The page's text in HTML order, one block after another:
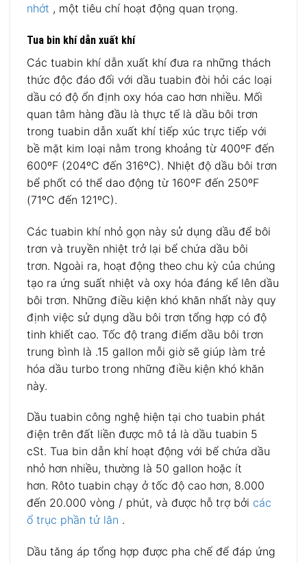
nhớt , một tiêu chí hoạt động quan trọng.
Tua bin khí dẫn xuất khí
Các tuabin khí dẫn xuất khí đưa ra những thách
thức độc đáo đối với dầu tuabin đòi hỏi các loại
dầu có độ ổn định oxy hóa cao hơn nhiều. Mối
quan tâm hàng đầu là thực tế là dầu bôi trơn
trong tuabin dẫn xuất khí tiếp xúc trực tiếp với
bề mặt kim loại nằm trong khoảng từ 400ºF đến
600ºF (204ºC đến 316ºC). Nhiệt độ dầu bôi trơn
bể phốt có thể dao động từ 160ºF đến 250ºF
(71ºC đến 121ºC).
Các tuabin khí nhỏ gọn này sử dụng dầu để bôi
trơn và truyền nhiệt trở lại bể chứa dầu bôi
trơn. Ngoài ra, hoạt động theo chu kỳ của chúng
tạo ra ứng suất nhiệt và oxy hóa đáng kể lên dầu
bôi trơn. Những điều kiện khó khăn nhất này quy
định việc sử dụng dầu bôi trơn tổng hợp có độ
tinh khiết cao. Tốc độ trang điểm dầu bôi trơn
trung bình là .15 gallon mỗi giờ sẽ giúp làm trẻ
hóa dầu turbo trong những điều kiện khó khăn
này.
Dầu tuabin công nghệ hiện tại cho tuabin phát
điện trên đất liền được mô tả là dầu tuabin 5
cSt. Tua bin dẫn khí hoạt động với bể chứa dầu
nhỏ hơn nhiều, thường là 50 gallon hoặc ít
hơn. Rôto tuabin chạy ở tốc độ cao hơn, 8.000
đến 20.000 vòng / phút, và được hỗ trợ bởi các
ổ trục phần tử lăn .
Dầu tăng áp tổng hợp được pha chế để đáp ứng